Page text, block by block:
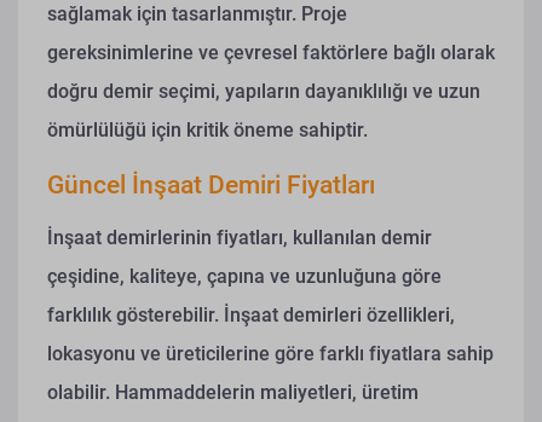
sağlamak için tasarlanmıştır. Proje
gereksinimlerine ve çevresel faktörlere bağlı olarak
doğru demir seçimi, yapıların dayanıklılığı ve uzun
ömürlülüğü için kritik öneme sahiptir.
Güncel İnşaat Demiri Fiyatları
İnşaat demirlerinin fiyatları, kullanılan demir
çeşidine, kaliteye, çapına ve uzunluğuna göre
farklılık gösterebilir. İnşaat demirleri özellikleri,
lokasyonu ve üreticilerine göre farklı fiyatlara sahip
olabilir. Hammaddelerin maliyetleri, üretim